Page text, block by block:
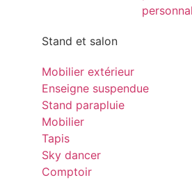
Stand et salon
Mobilier extérieur
Enseigne suspendue
Stand parapluie
Mobilier
Tapis
Sky dancer
Comptoir